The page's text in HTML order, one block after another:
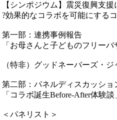
【シンポジウム】震災復興支
?効果的なコラボを可能にする
第一部：連携事例報告
「お母さんと子どものフリーバ
（特非）グッドネーバーズ・
第二部：パネルディスカッショ
「コラボ誕生Before-After体験談
＜パネリスト＞